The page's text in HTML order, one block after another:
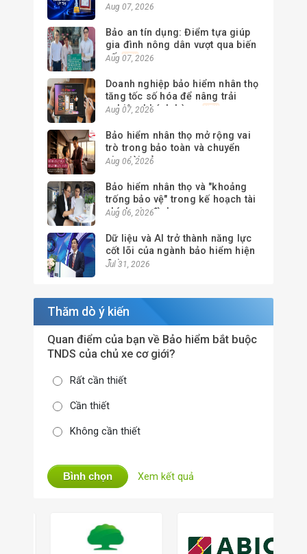
Aug 07, 2026
Bảo an tín dụng: Điểm tựa giúp
gia đình nông dân vượt qua biến
cố
Aug 07, 2026
Doanh nghiệp bảo hiểm nhân thọ
tăng tốc số hóa để nâng trải
nghiệm khách hàng
Aug 07, 2026
Bảo hiểm nhân thọ mở rộng vai
trò trong bảo toàn và chuyển
giao tài sản
Aug 06, 2026
Bảo hiểm nhân thọ và "khoảng
trống bảo vệ" trong kế hoạch tài
chính gia đình
Aug 06, 2026
Dữ liệu và AI trở thành năng lực
cốt lõi của ngành bảo hiểm hiện
đại
Jul 31, 2026
Thăm dò ý kiến
Quan điểm của bạn về Bảo hiểm bắt buộc
TNDS của chủ xe cơ giới?
Rất cần thiết
Cần thiết
Không cần thiết
Bình chọn Xem kết quả